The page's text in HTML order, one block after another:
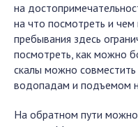
на
на что посмотреть и чем
пребывания здесь
посмотреть, как можно
скалы можно совместить
водопадам и подъемом
На обратном пути можно